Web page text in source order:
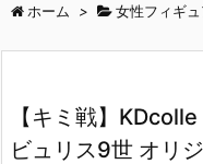
ホーム > 女性フィギュ
【キミ戦】
ビュリス9世 オリ